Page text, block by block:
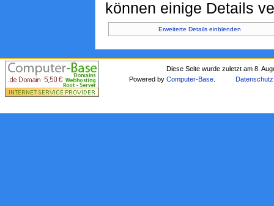
können einige Details
Erweiterte Details einblenden
Diese Seite wurde zuletzt am 8.
Powered byComputer-Base Datenschutz